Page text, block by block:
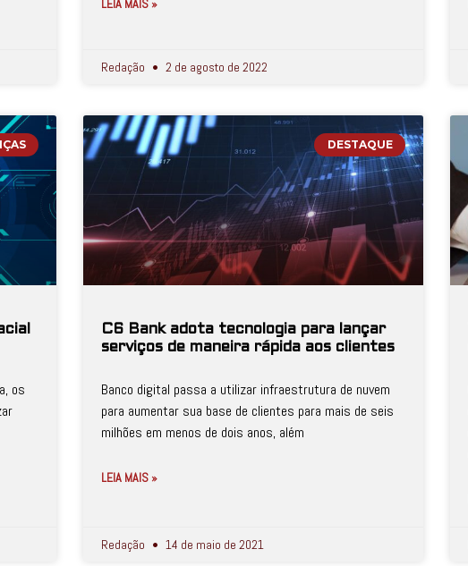
LEIA MAIS »
Redação 2 de agosto de 2022
os
DESTAQUE
C6 Bank adota tecnologia para lançar
serviços de maneira rápida aos clientes
Banco digital passa a utilizar infraestrutura de nuvem
para aumentar sua base de clientes para mais de seis
milhões em menos de dois anos, além
LEIA MAIS »
Redação 14 de maio de 2021